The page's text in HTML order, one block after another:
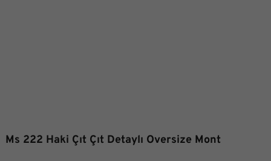
Ms 222 Haki Çıt Çıt Detaylı Oversize Mont